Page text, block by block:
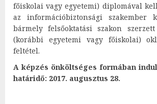
főiskolai vagy egyetemi) diplomával
az információbiztonsági szakember
bármely felsőoktatási szakon
(korábbi egyetemi vagy főiskolai)
feltétel.
A képzés önköltséges formában
határidő: 2017. augusztus 28.